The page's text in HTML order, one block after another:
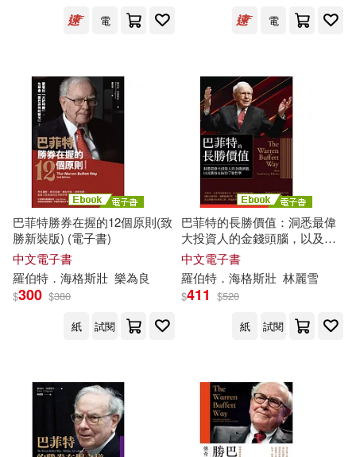
適合手機平板閱讀(5)
其他 (可複選)
現在可購買商品(11)
作者/演唱/譯/編/繪(14)
價格
範圍
電
電
巴菲特勝券在握的12個原則(致
勝新裝版) (電子書)
中文電子書
羅伯特 ． 海格斯壯 樂為良
$300 $380
紙
試閱
巴菲特的長勝價值：洞悉最偉
大投資人的金錢頭腦，以及勝
券在握的7個哲學 (電子書)
中文電子書
羅伯特 ． 海格斯壯 林麗雪
$411 $520
紙
試閱